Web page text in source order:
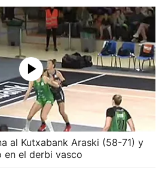
al Kutxabank Araski (58-71) y
en el derbi vasco